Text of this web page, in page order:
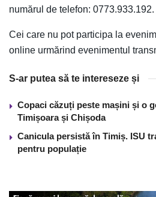
numărul de telefon: 0773.933.192.
Cei care nu pot participa la
online urmărind evenimentul
S-ar putea să te intereseze și
Copaci căzuți peste mașini și o
Timișoara și Chișoda
Canicula persistă în Timiș. ISU
pentru populație